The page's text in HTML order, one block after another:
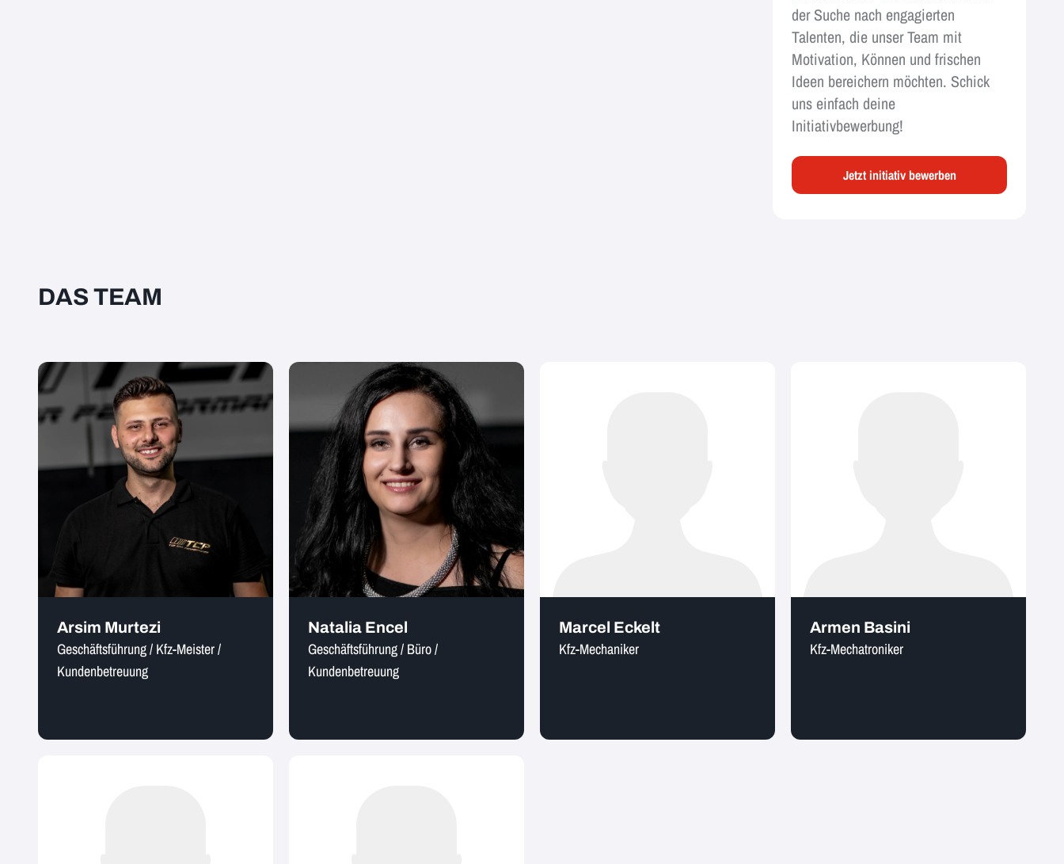
der Suche nach engagierten
Talenten, die unser Team mit
Motivation, Können und frischen
Ideen bereichern möchten. Schick
uns einfach deine
Initiativbewerbung!
Jetzt initiativ bewerben
DAS TEAM
Arsim Murtezi
Geschäftsführung / Kfz-Meister /
Kundenbetreuung
Natalia Encel
Geschäftsführung / Büro /
Kundenbetreuung
Marcel Eckelt
Kfz-Mechaniker
Armen Basini
Kfz-Mechatroniker